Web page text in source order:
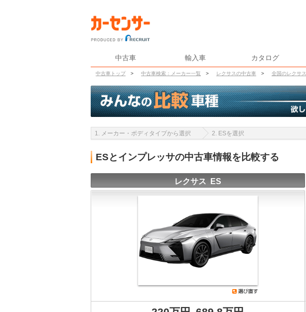
中古車 輸入車 カタログ
中古車トップ > 中古車検索：メーカー一覧 > レクサスの中古車 > 全国のレクサス
1. メーカー・ボディタイプから選択 2. ESを選択
ESとインプレッサの中古車情報を比較する
レクサス ES